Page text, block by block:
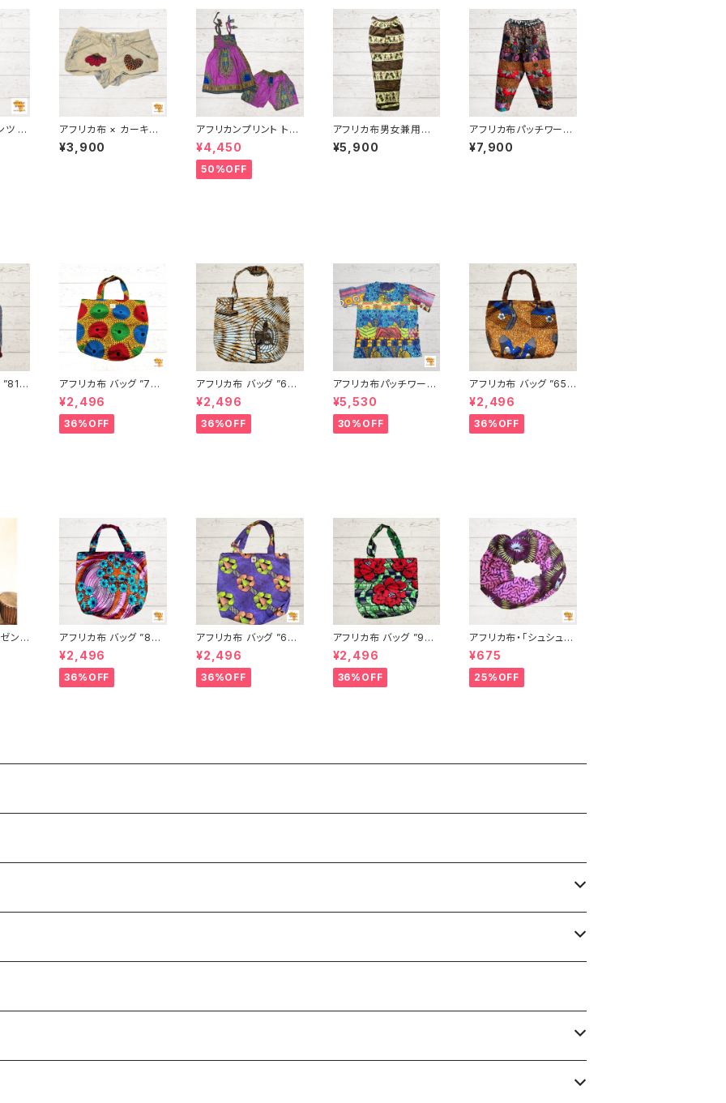
ツ 男
アフリカ布 × カーキショ
ートパンツ "2" レディ
ースパンツ パーニュ
¥3,900
アフリカンプリント トッ
プス＆ショートパンツ
アフリカ布 カンガ ギ
ニア フェアトレード IN
UWALIAFRICA
¥4,450
50%OFF
アフリカ布男女兼用パ
ンツ10 パーニュ アフリ
カ布 キテンゲ ギニア フ
¥5,900
アフリカ布パッチワーク
パンツ - 5｜Unisex｜
ギニア製
¥7,900
”81”
アフリカ布 バッグ ”78”
アフリカンプリント パー
ニュ カンガ キテンゲ ト
ートバッグ エコバッグ
ギニア フェアトレード I
¥2,496
36%OFF
アフリカ布 バッグ ”63”
アフリカンプリント パー
ニュ カンガ キテンゲ ト
ートバッグ エコバッグ
ギニア フェアトレード I
¥2,496
36%OFF
アフリカ布パッチワーク
シャツ 男女兼用 パーニ
ュ キテンゲ ギニア フェ
アトレード INUWALIA
FRICA patch-s-1
¥5,530
30%OFF
アフリカ布 バッグ ”65”
アフリカンプリント パー
ニュ カンガ キテンゲ ト
ートバッグ エコバッグ
ギニア フェアトレード I
¥2,496
36%OFF
ン】
アフリカ布 バッグ ”86”
アフリカンプリント パー
ニュ カンガ キテンゲ ト
ートバッグ エコバッグ
ギニア フェアトレード I
¥2,496
36%OFF
アフリカ布 バッグ ”64”
Resycle アフリカンプ
リント パーニュ カンガ
キテンゲ トートバッグ
エコバッグ ギニア フェ
¥2,496
36%OFF
アフリカ布 バッグ ”92”
アフリカンプリント パー
ニュ カンガ キテンゲ ト
ートバッグ エコバッグ
ギニア フェアトレード I
¥2,496
36%OFF
アフリカ布・「シュシュ」
アフリカンプリント パー
ニュ カンガ キテンゲ ト
ートバッグ エコバッグ
ギニア フェアトレード I
¥675
25%OFF